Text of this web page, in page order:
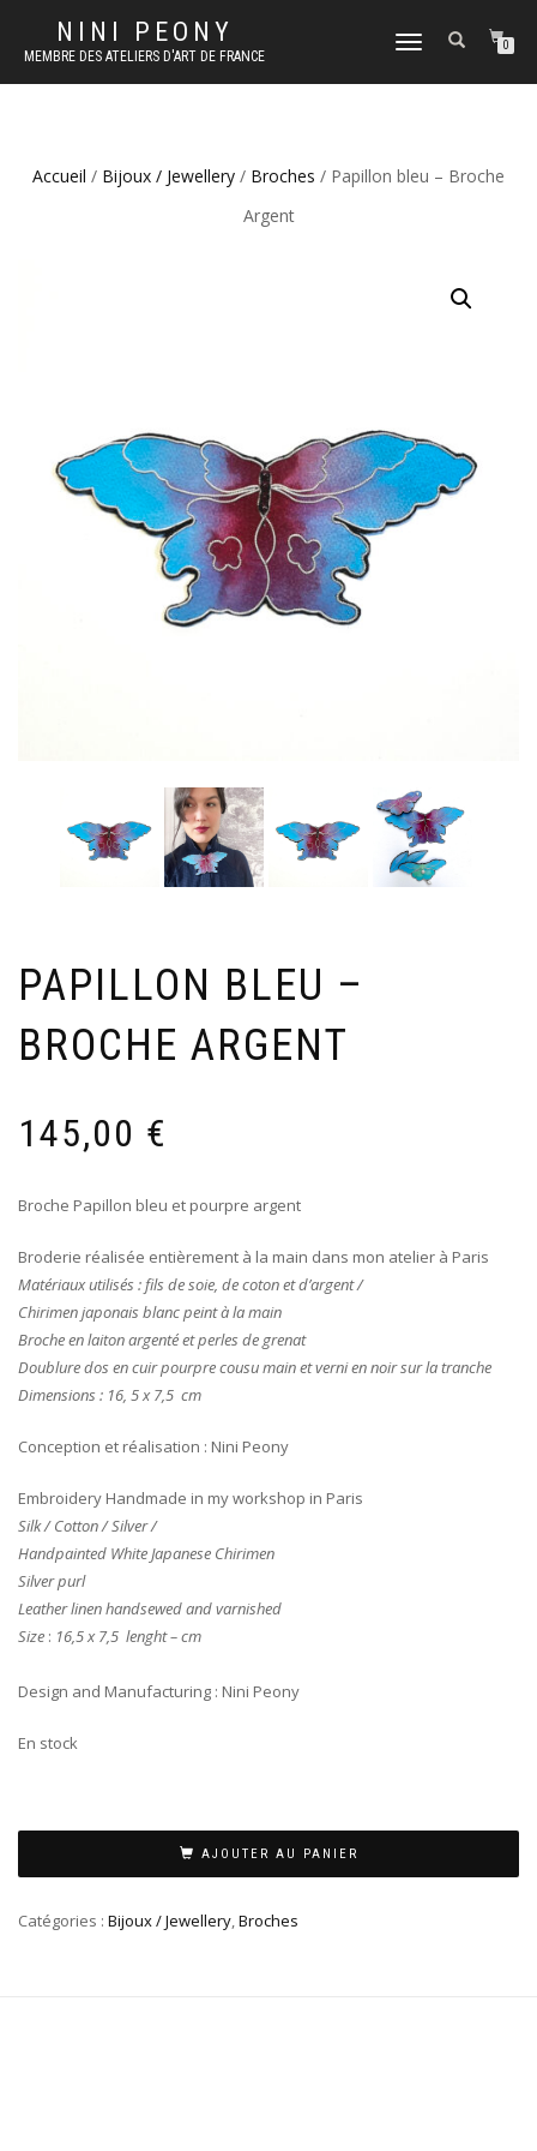
NINI PEONY
MEMBRE DES ATELIERS D'ART DE FRANCE
DÉPLIER
NAVIGATION
0
Accueil / Bijoux / Jewellery / Broches / Papillon bleu – Broche
Argent
PAPILLON BLEU –
BROCHE ARGENT
145,00 €
Broche Papillon bleu et pourpre argent
Broderie réalisée entièrement à la main dans mon atelier à Paris
Matériaux utilisés : fils de soie, de coton et d’argent /
Chirimen japonais blanc peint à la main
Broche en laiton argenté et perles de grenat
Doublure dos en cuir pourpre cousu main et verni en noir sur la tranche
Dimensions : 16, 5 x 7,5 cm
Conception et réalisation : Nini Peony
Embroidery Handmade in my workshop in Paris
Silk / Cotton / Silver /
Handpainted White Japanese Chirimen
Silver purl
Leather linen handsewed and varnished
Size : 16,5 x 7,5 lenght – cm
Design and Manufacturing : Nini Peony
En stock
AJOUTER AU PANIER
Catégories : Bijoux / Jewellery,Broches